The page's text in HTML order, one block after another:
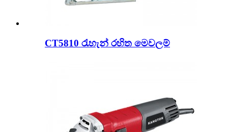
CT5810 රැහැන් රහිත මෙවලම්